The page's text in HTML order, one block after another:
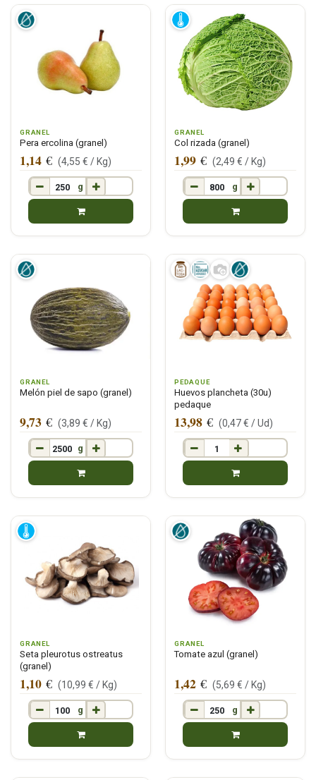
GRANEL
Pera ercolina (granel)
g
1,14 € (4,55 € / Kg)
GRANEL
Col rizada (granel)
g
1,99 € (2,49 € / Kg)
GRANEL
Melón piel de sapo (granel)
g
9,73 € (3,89 € / Kg)
PEDAQUE
Huevos plancheta (30u)
pedaque
13,98 € (0,47€ /Ud)
GRANEL
Seta pleurotus ostreatus
(granel)
g
1,10 € (10,99 € / Kg)
GRANEL
Tomate azul (granel)
g
1,42 € (5,69 € / Kg)